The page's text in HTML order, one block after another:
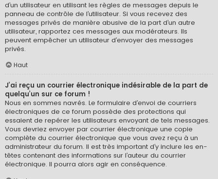
d’un utilisateur en utilisant les règles de messages depuis le
panneau de contrôle de l’utilisateur. Si vous recevez des
messages privés de manière abusive de la part d’un autre
utilisateur, rapportez ces messages aux modérateurs. Ils
peuvent empêcher un utilisateur d’envoyer des messages
privés.
Haut
J’ai reçu un courrier électronique indésirable de la part de
quelqu’un sur ce forum !
Nous en sommes navrés. Le formulaire d’envoi de courriers
électroniques de ce forum possède des protections qui
essaient de repérer les utilisateurs envoyant de tels messages.
Vous devriez envoyer par courrier électronique une copie
complète du courrier électronique que vous avez reçu à un
administrateur du forum. Il est très important d’y inclure les en-
têtes contenant des informations sur l’auteur du courrier
électronique. Il pourra alors agir en conséquence.